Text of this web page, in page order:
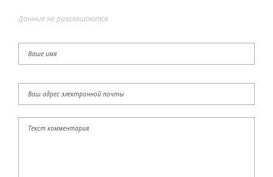
Данные не разглашаются